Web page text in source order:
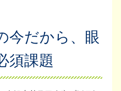
今だから、眼
須課題